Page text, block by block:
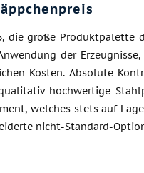
die große
der
Kosten. Absolute
hochwertige
welches stets auf
nicht-Standard-